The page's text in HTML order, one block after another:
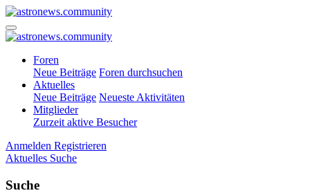
Foren
Neue Beiträge Foren durchsuchen
Aktuelles
Neue Beiträge Neueste Aktivitäten
Mitglieder
Zurzeit aktive Besucher
Anmelden Registrieren
Aktuelles Suche
Suche